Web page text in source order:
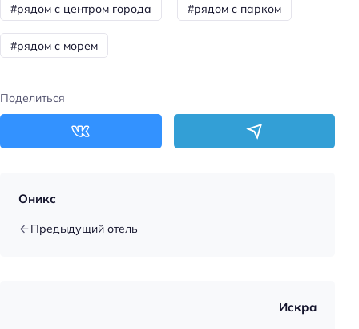
#рядом с центром города #рядом с парком
#рядом с морем
Поделиться
Оникс
Предыдущий отель
Искра